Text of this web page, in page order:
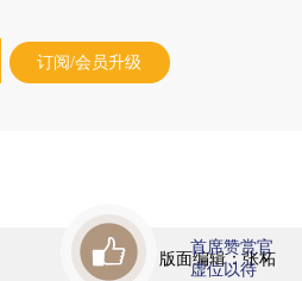
订阅/会员升级
版面编辑：张柘
首席赞赏官
虚位以待